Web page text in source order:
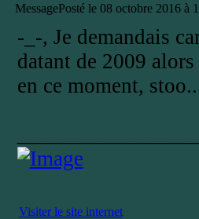
MessagePosté le 08 octobre 2016 à
-_-, Je demandais
datant de 2009
en ce moment,
Visiter le site internet